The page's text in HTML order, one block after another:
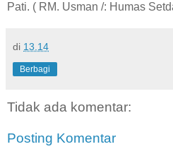
Pati. ( RM. Usman /: Humas
di 13.14
Berbagi
Tidak ada komentar:
Posting Komentar